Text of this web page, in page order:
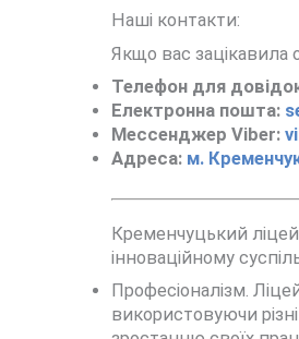
Наші контакти:
Якщо вас зацікавила
Телефон для
Електронна пошта:
Мессенджер Viber:
Адреса: м.
Кременчуцький
інноваційному
Професіоналізм.
використовуючи